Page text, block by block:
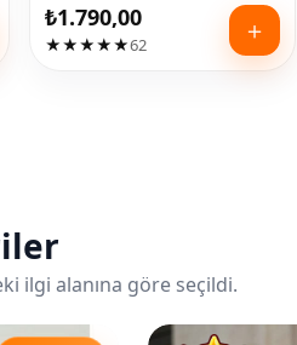
₺1.790,00
★★★★★62 ＋
ilgi alanına göre seçildi.